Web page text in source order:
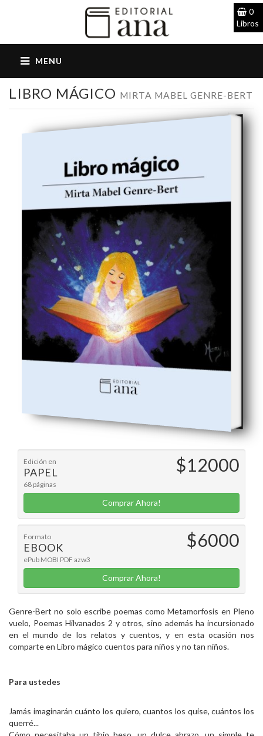
0
Libros
LIBRO MÁGICO MIRTA MABEL GENRE-BERT
$12000
Edición en
PAPEL
68 páginas
Comprar Ahora!
$6000
Formato
EBOOK
ePub MOBI PDF azw3
Comprar Ahora!
Genre-Bert no solo escribe poemas como Metamorfosis en Pleno
vuelo, Poemas Hilvanados 2 y otros, sino además ha incursionado
en el mundo de los relatos y cuentos, y en esta ocasión nos
comparte en Libro mágico cuentos para niños y no tan niños.
Para ustedes
Jamás imaginarán cuánto los quiero, cuantos los quise, cuántos los
querré...